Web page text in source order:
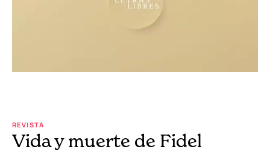
REVISTA
Vida y muerte de Fidel